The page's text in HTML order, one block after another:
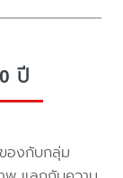
ปี
องกับกลุ่ม